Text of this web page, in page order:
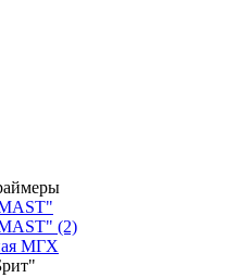
(2)
МГХ